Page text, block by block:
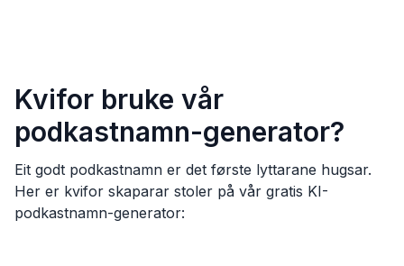
Kvifor bruke vår
podkastnamn-generator?
Eit godt podkastnamn er det første lyttarane hugsar.
Her er kvifor skaparar stoler på vår gratis KI-
podkastnamn-generator: